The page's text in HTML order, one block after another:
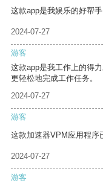
这款app是我娱乐的好帮
2024-07-27
游客
这款app是我工作上的得
更轻松地完成工作任务。
2024-07-27
游客
这款加速器VPM应用程序
2024-07-27
游客